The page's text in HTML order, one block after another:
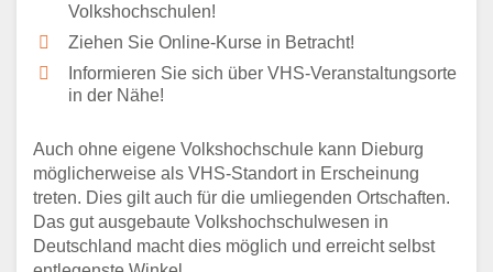
Volkshochschulen!
Ziehen Sie Online-Kurse in Betracht!
Informieren Sie sich über VHS-Veranstaltungsorte
in der Nähe!
Auch ohne eigene Volkshochschule kann Dieburg
möglicherweise als VHS-Standort in Erscheinung
treten. Dies gilt auch für die umliegenden Ortschaften.
Das gut ausgebaute Volkshochschulwesen in
Deutschland macht dies möglich und erreicht selbst